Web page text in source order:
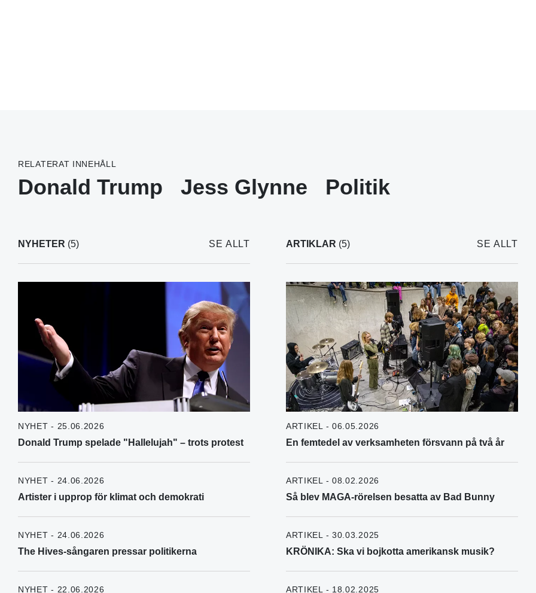
RELATERAT INNEHÅLL
Donald Trump Jess Glynne Politik
NYHETER (5) SE ALLT
NYHET - 25.06.2026
Donald Trump spelade "Hallelujah" – trots protest
NYHET - 24.06.2026
Artister i upprop för klimat och demokrati
NYHET - 24.06.2026
The Hives-sångaren pressar politikerna
NYHET - 22.06.2026
ARTIKLAR (5) SE ALLT
ARTIKEL - 06.05.2026
En femtedel av verksamheten försvann på två år
ARTIKEL - 08.02.2026
Så blev MAGA-rörelsen besatta av Bad Bunny
ARTIKEL - 30.03.2025
KRÖNIKA: Ska vi bojkotta amerikansk musik?
ARTIKEL - 18.02.2025